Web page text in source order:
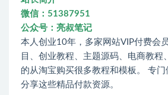
微信：51387951
公众号：亮叔笔记
本人创业10年，多家网站VIP付费会
目、创业教程、主题源码、电商教程
的从淘宝购买很多教程和模板。 专
分享这些精品付款资源。